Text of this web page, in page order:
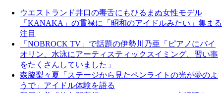
ウエストランド井口の毒舌にもひるまぬ女性モデル
「KANAKA」の貫禄に「昭和のアイドルみたい」集まる
注目
「NOBROCK TV」で話題の伊勢川乃亜「ピアノにバイ
オリン、水泳にアーティスティックスイミング、習い事
をたくさんしていました」
森脇梨々夏「ステージから見たペンライトの光が夢のよ
うで」アイドル体験を語る